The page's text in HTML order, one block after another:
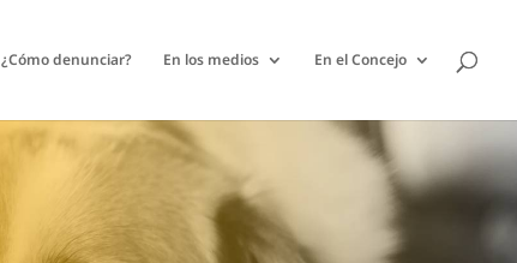
¿Cómo denunciar? En los medios En el Concejo